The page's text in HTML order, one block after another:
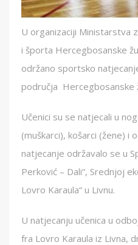
U organizaciji Ministarstva
i športa Hercegbosanske
održano sportsko
područja Hercegbosanske
Učenici su se natjecali u
(muškarci), košarci (žene) i
natjecanje održavalo se u
Perković – Dali“, Srednjoj
Lovro Karaula“ u Livnu.
U natjecanju učenica u
fra Lovro Karaula iz Livna,